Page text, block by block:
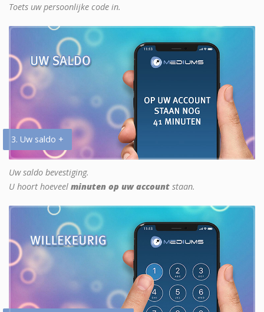
Toets uw persoonlijke code in.
3. Uw saldo +
Uw saldo bevestiging.
U hoort hoeveel minuten op uw account staan.